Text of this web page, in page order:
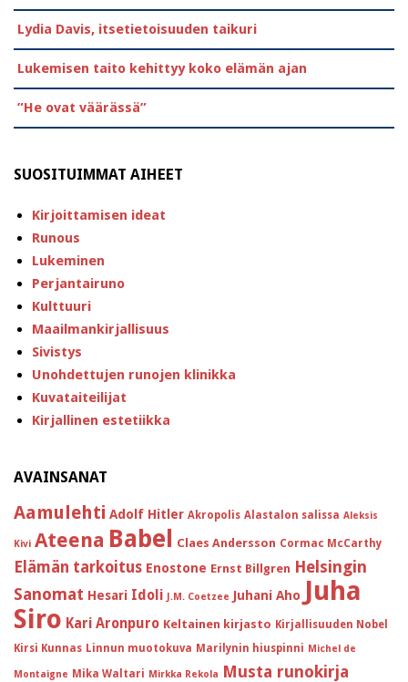
Lydia Davis, itsetietoisuuden taikuri
Lukemisen taito kehittyy koko elämän ajan
”He ovat väärässä”
SUOSITUIMMAT AIHEET
Kirjoittamisen ideat
Runous
Lukeminen
Perjantairuno
Kulttuuri
Maailmankirjallisuus
Sivistys
Unohdettujen runojen klinikka
Kuvataiteilijat
Kirjallinen estetiikka
AVAINSANAT
Aamulehti Adolf Hitler Akropolis Alastalon salissa Aleksis
Kivi Ateena Babel Claes Andersson Cormac McCarthy
Elämän tarkoitus Enostone Ernst Billgren Helsingin
Sanomat Hesari Idoli J.M. Coetzee Juhani Aho Juha
Siro Kari Aronpuro Keltainen kirjasto Kirjallisuuden Nobel
Kirsi Kunnas Linnun muotokuva Marilynin hiuspinni Michel de
Montaigne Mika Waltari Mirkka Rekola Musta runokirja